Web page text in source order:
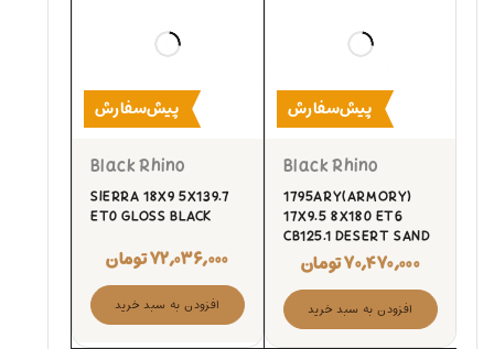
پیش‌سفارش
Black Rhino
1795ARY(ARMORY)
17X9.5 8X180 ET6
CB125.1 DESERT SAND
۷۰,۴۷۰,۰۰۰تومان
افزودن به سبد خرید
پیش‌سفارش
Black Rhino
SIERRA 18X9 5X139.7
ET0 GLOSS BLACK
۷۲,۰۳۶,۰۰۰تومان
افزودن به سبد خرید